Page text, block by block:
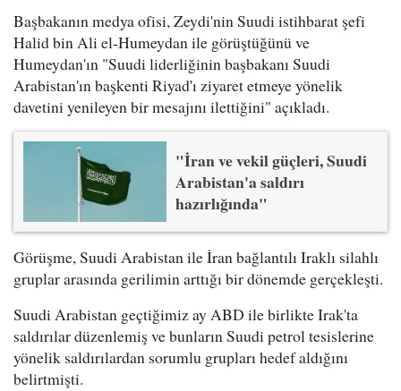
Başbakanın medya ofisi, Zeydi'nin Suudi istihbarat şefi
Halid bin Ali el-Humeydan ile görüştüğünü ve
Humeydan'ın "Suudi liderliğinin başbakanı Suudi
Arabistan'ın başkenti Riyad'ı ziyaret etmeye yönelik
davetini yenileyen bir mesajını ilettiğini" açıkladı.
"İran ve vekil güçleri, Suudi
Arabistan'a saldırı
hazırlığında"
Görüşme, Suudi Arabistan ile İran bağlantılı Iraklı silahlı
gruplar arasında gerilimin arttığı bir dönemde gerçekleşti.
Suudi Arabistan geçtiğimiz ay ABD ile birlikte Irak'ta
saldırılar düzenlemiş ve bunların Suudi petrol tesislerine
yönelik saldırılardan sorumlu grupları hedef aldığını
belirtmişti.